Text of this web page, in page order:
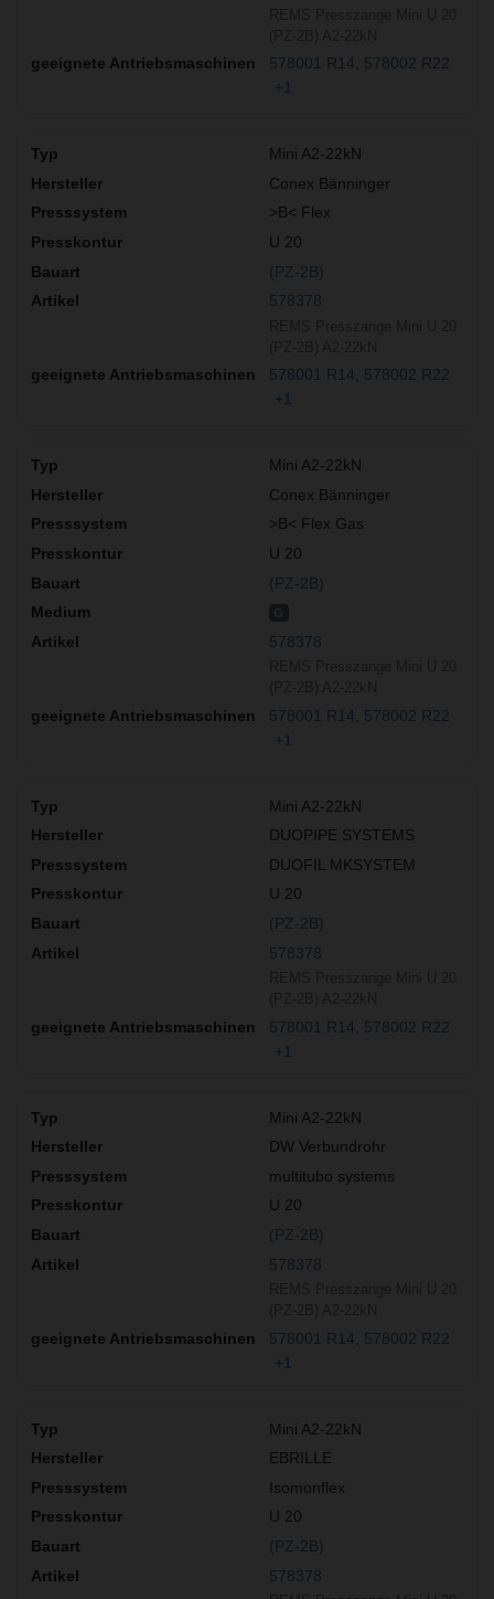
578001 R14
578002 R22
+1
Mini A2-22kN
Conex Bänninger
>B< Flex
U 20
(PZ-2B)
578378
578001 R14
578002 R22
+1
Mini A2-22kN
Conex Bänninger
>B< Flex Gas
U 20
(PZ-2B)
578378
578001 R14
578002 R22
+1
Mini A2-22kN
DUOPIPE SYSTEMS
DUOFIL MKSYSTEM
U 20
(PZ-2B)
578378
578001 R14
578002 R22
+1
Mini A2-22kN
DW Verbundrohr
multitubo systems
U 20
(PZ-2B)
578378
578001 R14
578002 R22
+1
Mini A2-22kN
EBRILLE
Isomonflex
U 20
(PZ-2B)
578378